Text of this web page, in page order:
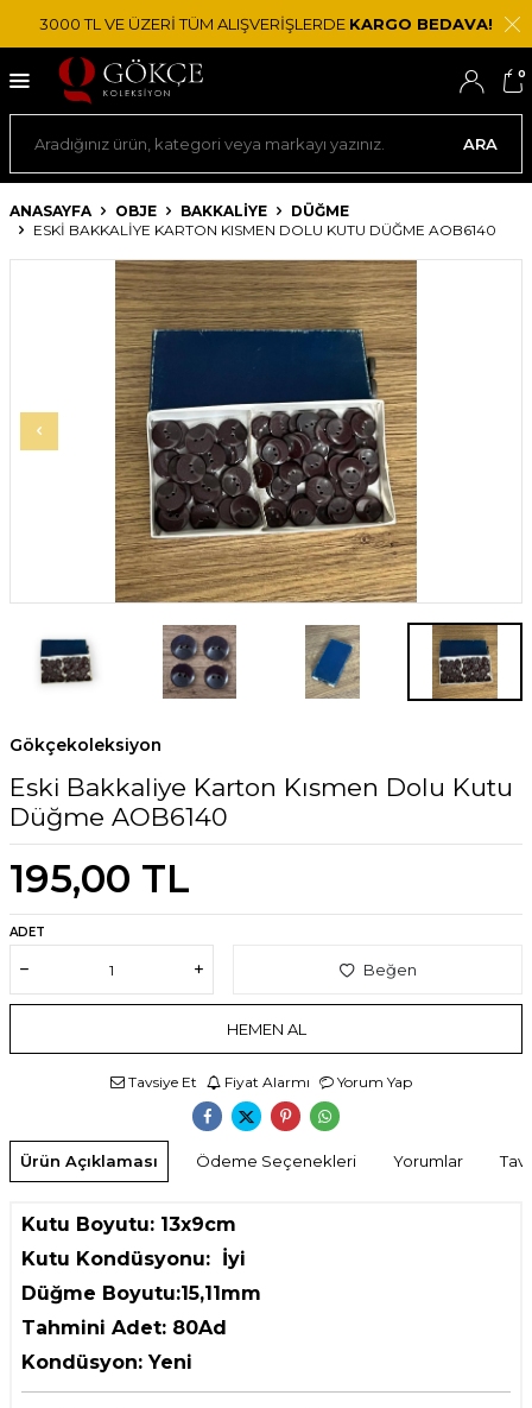
3000 TL VE ÜZERİ TÜM ALIŞVERİŞLERDE KARGO BEDAVA!
ARA
0
ANASAYFA OBJE BAKKALIYE
DÜĞME
ESKI BAKKALIYE KARTON KISMEN DOLU KUTU DÜĞME AOB6140
Gökçekoleksiyon
Eski Bakkaliye Karton Kısmen Dolu Kutu
Düğme AOB6140
195,00 TL
ADET
Beğen
HEMEN AL
Tavsiye Et Fiyat Alarmı Yorum Yap
Ürün Açıklaması Ödeme Seçenekleri Yorumlar
Kutu Boyutu: 13x9cm
Kutu Kondüsyonu: İyi
Düğme Boyutu:15,11mm
Tahmini Adet: 80Ad
Kondüsyon: Yeni